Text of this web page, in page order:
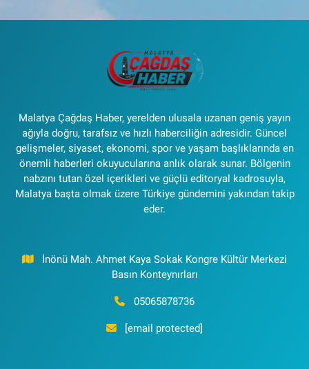
Malatya Çağdaş Haber, yerelden ulusala uzanan geniş yayın
ağıyla doğru, tarafsız ve hızlı haberciliğin adresidir. Güncel
gelişmeler, siyaset, ekonomi, spor ve yaşam başlıklarında en
önemli haberleri okuyucularına anlık olarak sunar. Bölgenin
nabzını tutan özel içerikleri ve güçlü editoryal kadrosuyla,
Malatya başta olmak üzere Türkiye gündemini yakından takip
eder.
İnönü Mah. Ahmet Kaya Sokak Kongre Kültür Merkezi
Basın Konteynırları
05065878736
[email protected]